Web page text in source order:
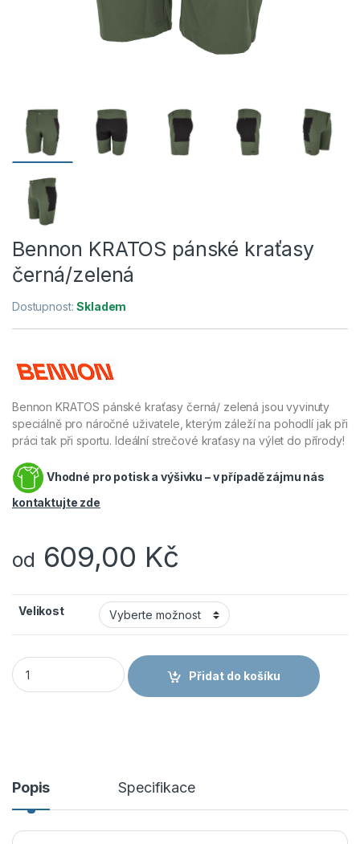
Bennon KRATOS pánské kraťasy
černá/zelená
Dostupnost:Skladem
Bennon KRATOS pánské kraťasy černá/ zelená jsou vyvinuty
speciálně pro náročné uživatele, kterým záleží na pohodlí jak při
práci tak při sportu. Ideální strečové kraťasy na výlet do přírody!
Vhodné pro potisk a výšivku – v případě zájmu nás
kontaktujte zde
od 609,00 Kč
Velikost
Bennon KRATOS pánské kraťasy černá/zelená množství
Přidat do košíku
Popis Specifikace